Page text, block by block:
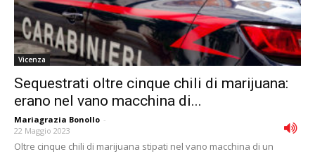
Vicenza
Sequestrati oltre cinque chili di marijuana:
erano nel vano macchina di...
Mariagrazia Bonollo -
22 Maggio 2023
Oltre cinque chili di marijuana stipati nel vano macchina di un